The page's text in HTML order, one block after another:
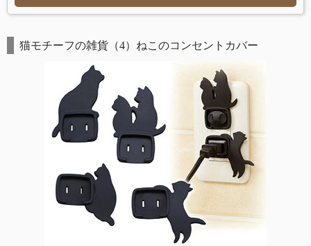
猫モチーフの雑貨（4）ねこのコンセントカバー